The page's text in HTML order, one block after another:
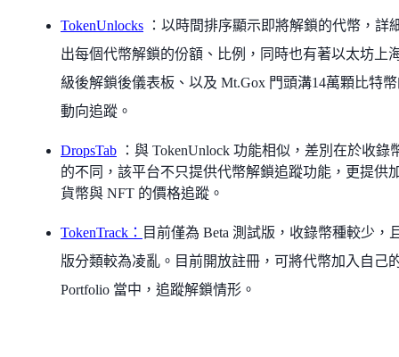
TokenUnlocks ：以時間排序顯示即將解鎖的代幣，詳
出每個代幣解鎖的份額、比例，同時也有著以太坊上
級後解鎖後儀表板、以及 Mt.Gox 門頭溝14萬顆比特
動向追蹤。
DropsTab ：與 TokenUnlock 功能相似，差別在於收錄
的不同，該平台不只提供代幣解鎖追蹤功能，更提供
貨幣與 NFT 的價格追蹤。
TokenTrack： 目前僅為 Beta 測試版，收錄幣種較少，
版分類較為凌亂。目前開放註冊，可將代幣加入自己
Portfolio 當中，追蹤解鎖情形。